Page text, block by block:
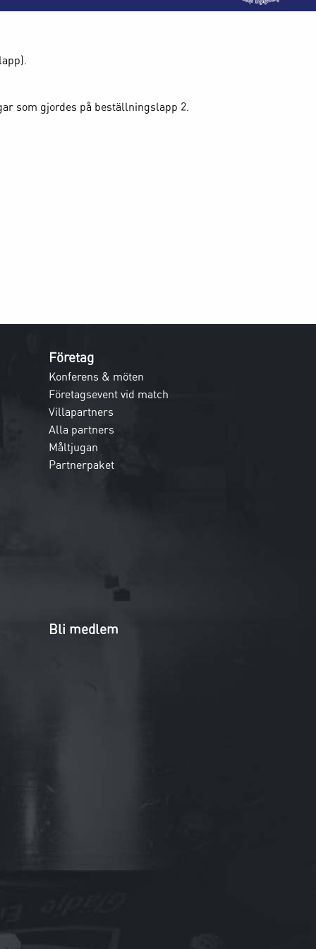
som gjordes på beställningslapp 2.
Företag
Konferens & möten
Företagsevent vid match
Villapartners
Alla partners
Måltjugan
Partnerpaket
Bli medlem